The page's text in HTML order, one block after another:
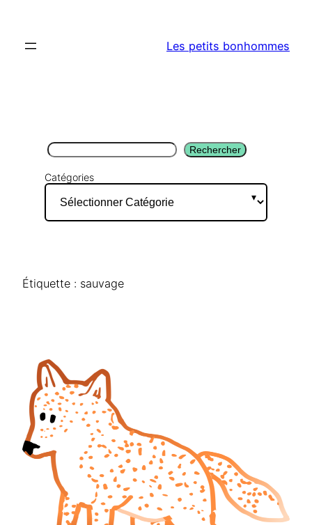
contenu
Les petits bonhommes
Rechercher Rechercher
Catégories
Étiquette : sauvage